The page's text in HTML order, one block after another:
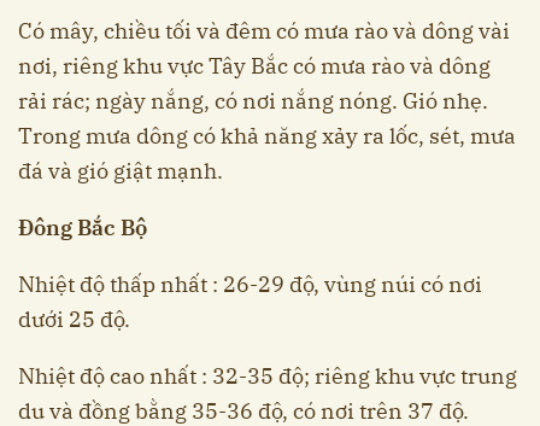
Có mây, chiều tối và đêm có mưa rào và dông vài
nơi, riêng khu vực Tây Bắc có mưa rào và dông
rải rác; ngày nắng, có nơi nắng nóng. Gió nhẹ.
Trong mưa dông có khả năng xảy ra lốc, sét, mưa
đá và gió giật mạnh.
Đông Bắc Bộ
Nhiệt độ thấp nhất : 26-29 độ, vùng núi có nơi
dưới 25 độ.
Nhiệt độ cao nhất : 32-35 độ; riêng khu vực trung
du và đồng bằng 35-36 độ, có nơi trên 37 độ.